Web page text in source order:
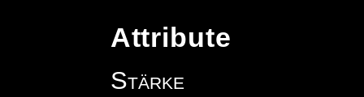
Attribute
Stärke